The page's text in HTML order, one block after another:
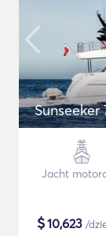
Sunseeker
Jacht
$10,623 /